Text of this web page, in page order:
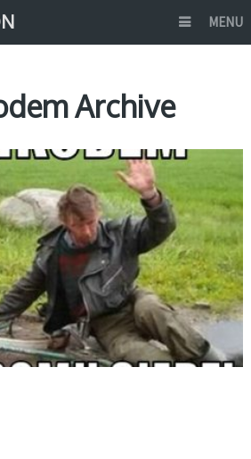
MENU
Archive